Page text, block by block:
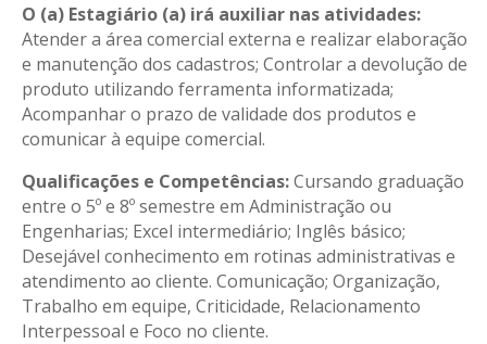
O (a) Estagiário (a) irá auxiliar nas atividades:
Atender a área comercial externa e realizar elaboração
e manutenção dos cadastros; Controlar a devolução de
produto utilizando ferramenta informatizada;
Acompanhar o prazo de validade dos produtos e
comunicar à equipe comercial.
Qualificações e Competências:Cursando graduação
entre o 5º e 8º semestre em Administração ou
Engenharias; Excel intermediário; Inglês básico;
Desejável conhecimento em rotinas administrativas e
atendimento ao cliente. Comunicação; Organização,
Trabalho em equipe, Criticidade, Relacionamento
Interpessoal e Foco no cliente.